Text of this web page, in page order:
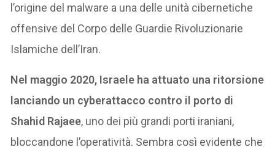
l’origine del malware a una delle unità cibernetiche
offensive del Corpo delle Guardie Rivoluzionarie
Islamiche dell’Iran.
Nel maggio 2020, Israele ha attuato una ritorsione
lanciando un cyberattacco contro il porto di
Shahid Rajaee, uno dei più grandi porti iraniani,
bloccandone l’operatività. Sembra così evidente che